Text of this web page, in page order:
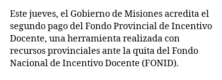
Este jueves, el Gobierno de Misiones acredita el
segundo pago del Fondo Provincial de Incentivo
Docente, una herramienta realizada con
recursos provinciales ante la quita del Fondo
Nacional de Incentivo Docente (FONID).